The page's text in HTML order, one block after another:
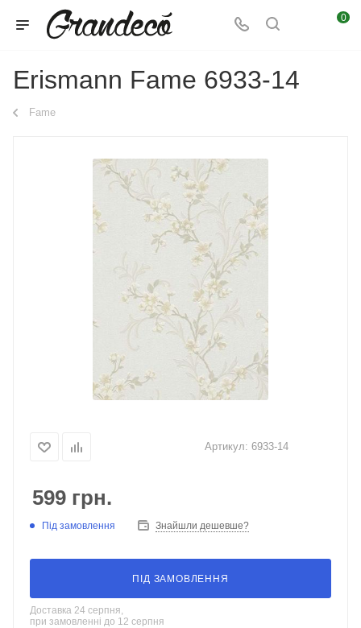
0
Erismann Fame 6933-14
Fame
Артикул: 6933-14
599 грн.
Під замовлення Знайшли дешевше?
ПІД ЗАМОВЛЕННЯ
Доставка 24 серпня,
при замовленні до 12 серпня